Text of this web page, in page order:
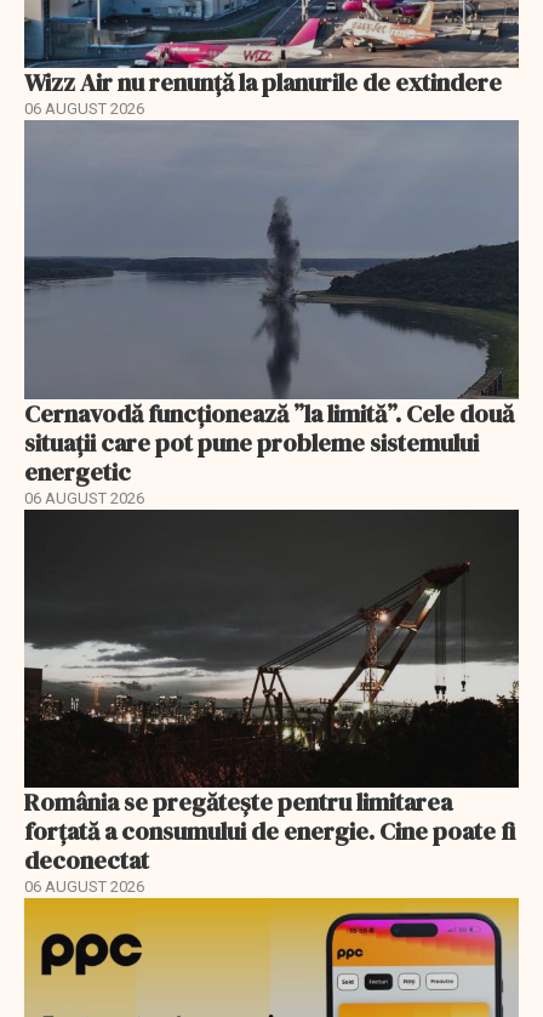
Wizz Air nu renunță la planurile de extindere
06 AUGUST 2026
Cernavodă funcționează ”la limită”. Cele două
situații care pot pune probleme sistemului
energetic
06 AUGUST 2026
România se pregătește pentru limitarea
forțată a consumului de energie. Cine poate fi
deconectat
06 AUGUST 2026